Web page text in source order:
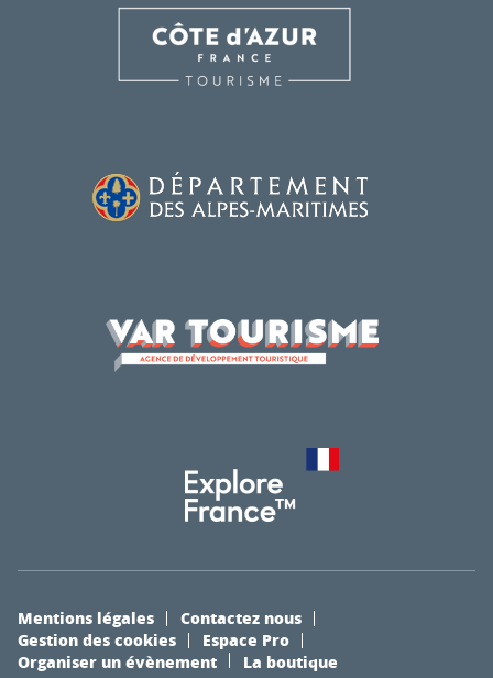
Mentions légales
Contactez nous
Gestion des cookies
Espace Pro
Organiser un évènement
La boutique